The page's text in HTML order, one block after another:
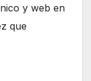
y web en
que